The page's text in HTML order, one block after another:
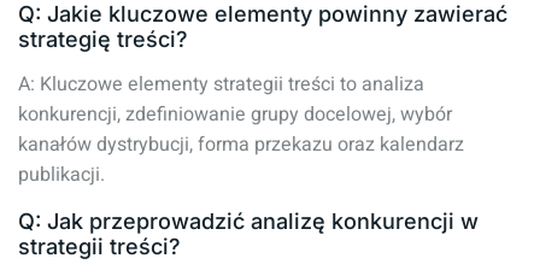
Q: Jakie kluczowe elementy powinny zawierać
strategię treści?
A: Kluczowe elementy strategii treści to analiza
konkurencji, zdefiniowanie grupy docelowej, wybór
kanałów dystrybucji, forma przekazu oraz kalendarz
publikacji.
Q: Jak przeprowadzić analizę konkurencji w
strategii treści?